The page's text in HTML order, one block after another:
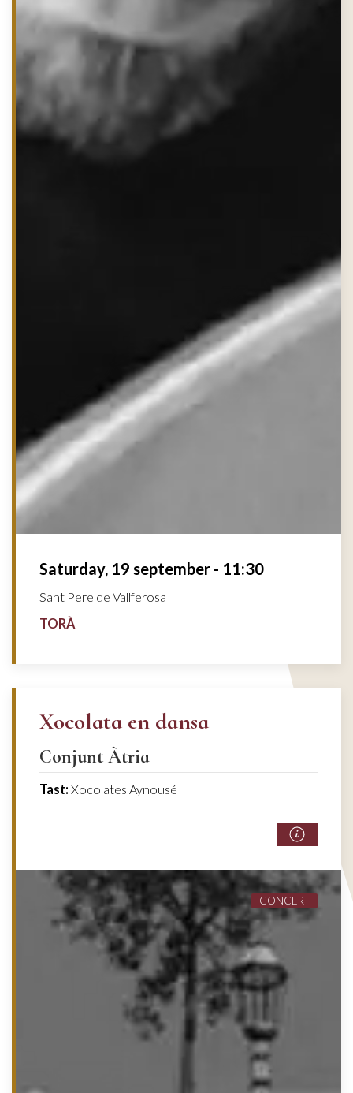
Saturday, 19 september - 11:30
Sant Pere de Vallferosa
TORÀ
Xocolata en dansa
Conjunt Àtria
Tast: Xocolates Aynousé
CONCERT